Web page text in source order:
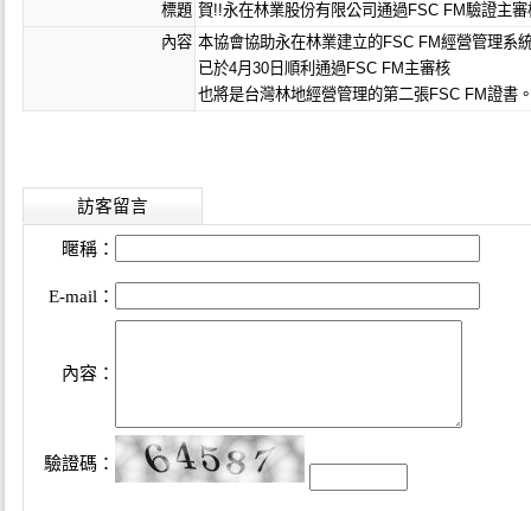
標題 賀!!永在林業股份有限公司通過FSC FM驗證主審
內容 本協會協助永在林業建立的FSC FM經營管理系
已於4月30日順利通過FSC FM主審核
也將是台灣林地經營管理的第二張FSC FM證書
訪客留言
暱稱：
E-mail：
內容：
驗證碼：